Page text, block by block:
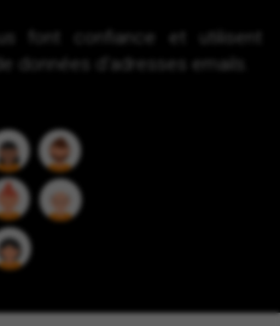
font confiance et utilisent
données d'adresses emails.